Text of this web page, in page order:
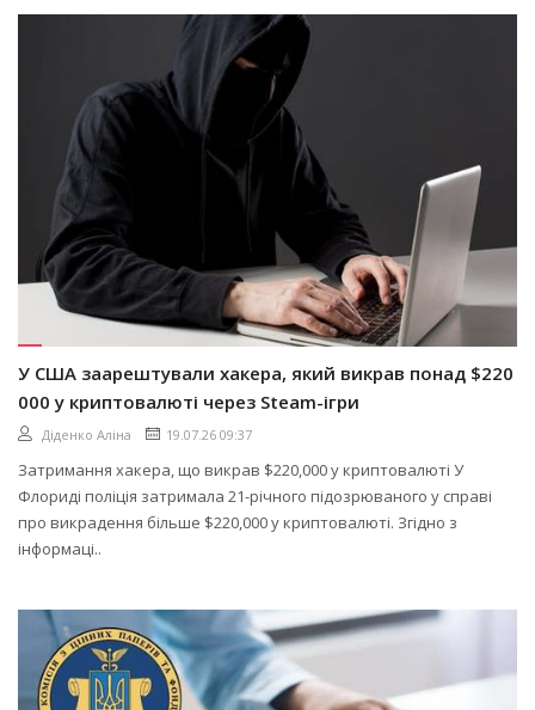
У США заарештували хакера, який викрав понад $220
000 у криптовалюті через Steam-ігри
Діденко Аліна 19.07.26 09:37
Затримання хакера, що викрав $220,000 у криптовалюті У
Флориді поліція затримала 21-річного підозрюваного у справі
про викрадення більше $220,000 у криптовалюті. Згідно з
інформаці..